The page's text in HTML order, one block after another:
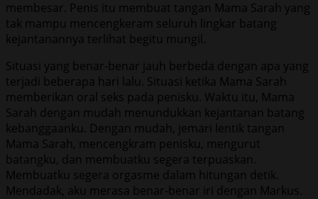
membesar. Penis itu membuat tangan Mama Sarah yang
tak mampu mencengkeram seluruh lingkar batang
kejantanannya terlihat begitu mungil.
Situasi yang benar-benar jauh berbeda dengan apa yang
terjadi beberapa hari lalu. Situasi ketika Mama Sarah
memberikan oral seks pada penisku. Waktu itu, Mama
Sarah dengan mudah menundukkan kejantanan batang
kebanggaanku. Dengan mudah, jemari lentik tangan
Mama Sarah, mencengkram penisku, mengurut
batangku, dan membuatku segera terpuaskan.
Membuatku segera orgasme dalam hitungan detik.
Mendadak, aku merasa benar-benar iri dengan Markus.